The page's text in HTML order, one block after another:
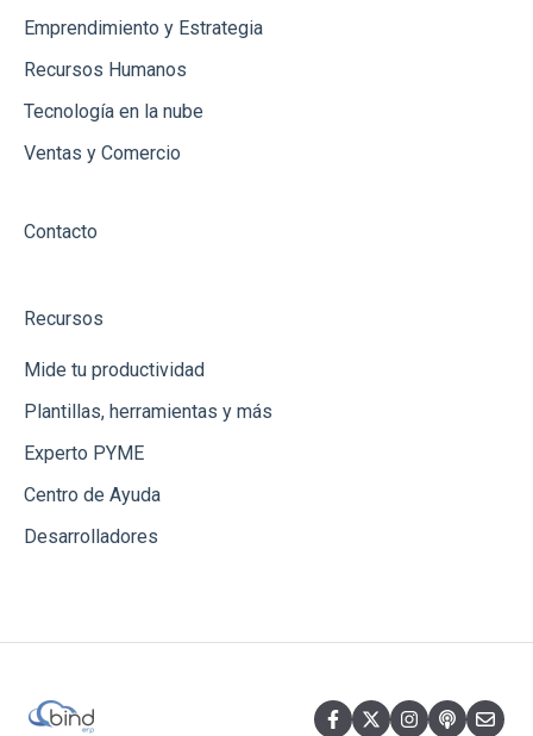
Ingresos
Emprendimiento y Estrategia
Recursos Humanos
Tecnología en la nube
Ventas y Comercio
Contacto
Recursos
Mide tu productividad
Plantillas, herramientas y más
Experto PYME
Centro de Ayuda
Desarrolladores